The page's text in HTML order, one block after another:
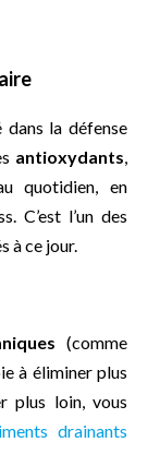
la défense
antioxydants,
quotidien, en
C’est l’un des
à ce jour.
(comme
à éliminer plus
plus loin, vous
drainants